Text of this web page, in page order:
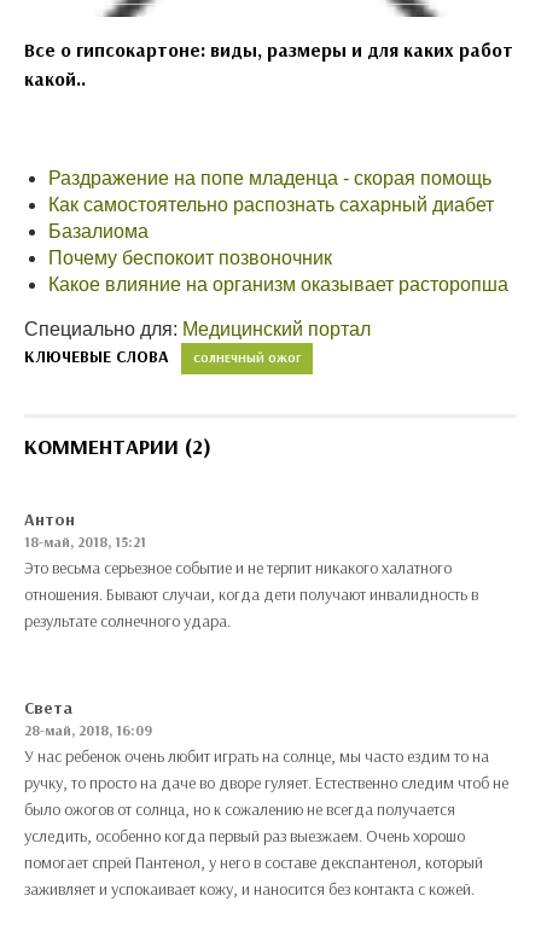
Все о гипсокартоне: виды, размеры и для каких работ
какой..
Раздражение на попе младенца - скорая помощь
Как самостоятельно распознать сахарный диабет
Базалиома
Почему беспокоит позвоночник
Какое влияние на организм оказывает расторопша
Специально для: Медицинский портал
КЛЮЧЕВЫЕ СЛОВА СОЛНЕЧНЫЙ ОЖОГ
КОММЕНТАРИИ (2)
Антон
18-май, 2018, 15:21
Это весьма серьезное событие и не терпит никакого халатного
отношения. Бывают случаи, когда дети получают инвалидность в
результате солнечного удара.
Света
28-май, 2018, 16:09
У нас ребенок очень любит играть на солнце, мы часто ездим то на
ручку, то просто на даче во дворе гуляет. Естественно следим чтоб не
было ожогов от солнца, но к сожалению не всегда получается
уследить, особенно когда первый раз выезжаем. Очень хорошо
помогает спрей Пантенол, у него в составе декспантенол, который
заживляет и успокаивает кожу, и наносится без контакта с кожей.